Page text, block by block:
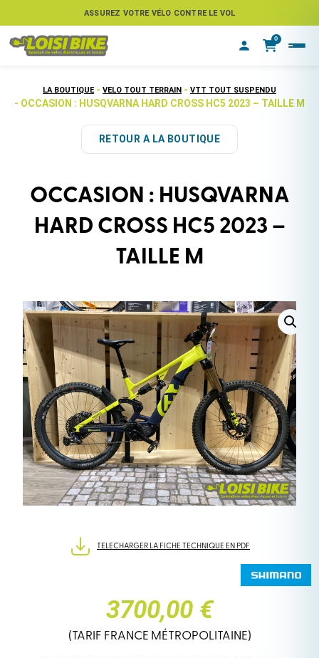
ASSUREZ VOTRE VÉLO CONTRE LE VOL
0
LA BOUTIQUE - VELO TOUT TERRAIN - VTT TOUT SUSPENDU
- OCCASION : HUSQVARNA HARD CROSS HC5 2023 – TAILLE M
RETOUR A LA BOUTIQUE
OCCASION : HUSQVARNA
HARD CROSS HC5 2023 –
TAILLE M
TELECHARGER LA FICHE TECHNIQUE EN PDF
3700,00 €
(TARIF FRANCE MÉTROPOLITAINE)